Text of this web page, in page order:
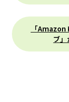
「
ブ」